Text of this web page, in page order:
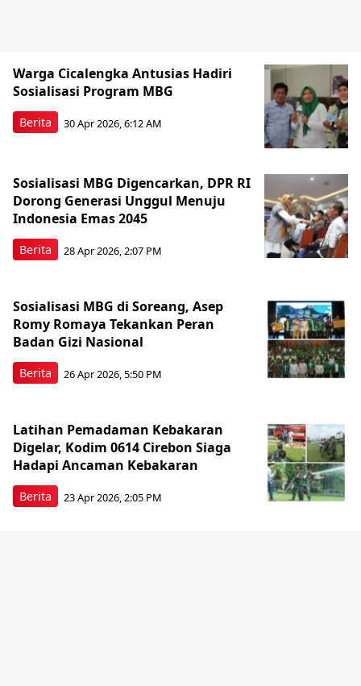
Berita
Warga Cicalengka Antusias Hadiri
Sosialisasi Program MBG
30 Apr 2026, 6:12 AM
Berita
Sosialisasi MBG Digencarkan, DPR RI
Dorong Generasi Unggul Menuju
Indonesia Emas 2045
28 Apr 2026, 2:07 PM
Berita
Sosialisasi MBG di Soreang, Asep
Romy Romaya Tekankan Peran
Badan Gizi Nasional
26 Apr 2026, 5:50 PM
Berita
Latihan Pemadaman Kebakaran
Digelar, Kodim 0614 Cirebon Siaga
Hadapi Ancaman Kebakaran
23 Apr 2026, 2:05 PM